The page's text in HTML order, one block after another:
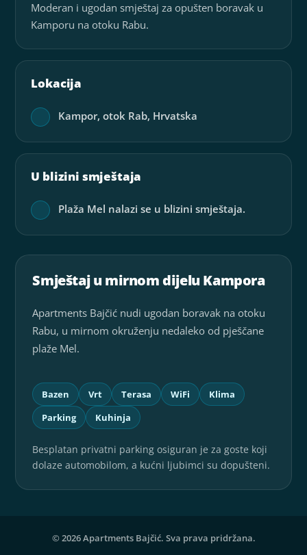
Moderan i ugodan smještaj za opušten boravak u
Kamporu na otoku Rabu.
Lokacija
Kampor, otok Rab, Hrvatska
U blizini smještaja
Plaža Mel nalazi se u blizini smještaja.
Smještaj u mirnom dijelu Kampora
Apartments Bajčić nudi ugodan boravak na otoku
Rabu, u mirnom okruženju nedaleko od pješčane
plaže Mel.
Bazen Vrt Terasa WiFi
Klima
Parking
Kuhinja
Besplatan privatni parking osiguran je za goste koji
dolaze automobilom, a kućni ljubimci su dopušteni.
© 2026 Apartments Bajčić. Sva prava pridržana.